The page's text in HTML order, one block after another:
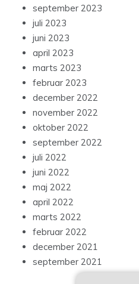
september 2023
juli 2023
juni 2023
april 2023
marts 2023
februar 2023
december 2022
november 2022
oktober 2022
september 2022
juli 2022
juni 2022
maj 2022
april 2022
marts 2022
februar 2022
december 2021
september 2021